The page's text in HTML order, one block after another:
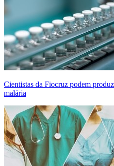
Cientistas da Fiocruz podem
malária